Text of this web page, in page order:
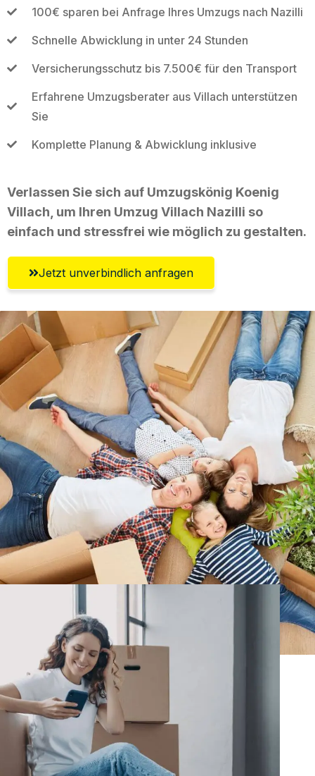
100€ sparen bei Anfrage Ihres Umzugs nach Nazilli
Schnelle Abwicklung in unter 24 Stunden
Versicherungsschutz bis 7.500€ für den Transport
Erfahrene Umzugsberater aus Villach unterstützen
Sie
Komplette Planung & Abwicklung inklusive
Verlassen Sie sich auf Umzugskönig Koenig
Villach, um Ihren Umzug Villach Nazilli so
einfach und stressfrei wie möglich zu gestalten.
Jetzt unverbindlich anfragen